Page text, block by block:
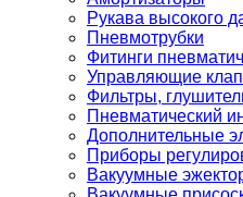
Рукава высокого
Пневмотрубки
Фитинги
Управляющие
Фильтры,
Пневматический
Дополнительные
Приборы
Вакуумные